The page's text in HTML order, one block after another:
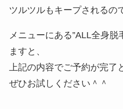
ツルツルもキープされるの
メニューにある”ALL全身脱
ますと、
上記の内容でご予約が完了
ぜひお試しください＾＾